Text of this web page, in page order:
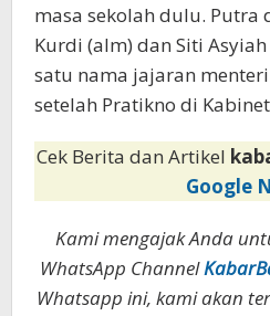
masa sekolah dulu. Putra
Kurdi (alm) dan Siti
satu nama jajaran
setelah Pratikno di
Cek Berita dan Artikel
Google
Kami mengajak Anda
WhatsApp Channel
Whatsapp ini, kami akan